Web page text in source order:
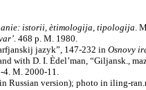
istorii, ètimologija, tipologija.
. 468 p. M. 1980.
jazyk”, 147-232 inOsnovy
with D. I. Èdel’man, “Giljansk.,
4. M. 2000-11.
Russian version); photo in iling-